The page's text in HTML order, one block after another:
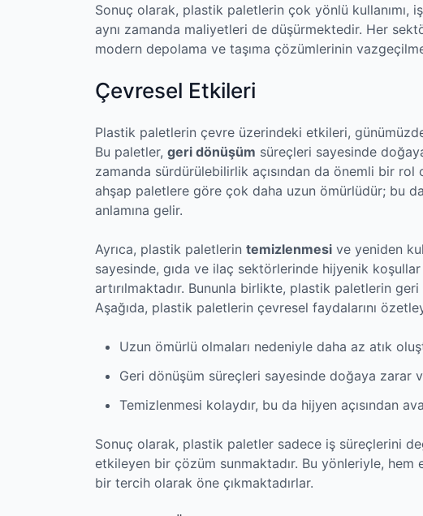
Sonuç olarak, plastik paletlerin çok yönlü kullanımı,
aynı zamanda maliyetleri de düşürmektedir. Her
modern depolama ve taşıma çözümlerinin
Çevresel Etkileri
Plastik paletlerin çevre üzerindeki etkileri,
Bu paletler, geri dönüşüm süreçleri sayesinde
zamanda sürdürülebilirlik açısından da önemli bir
ahşap paletlere göre çok daha uzun ömürlüdür; bu
anlamına gelir.
Ayrıca, plastik paletlerin temizlenmesi ve yeniden
sayesinde, gıda ve ilaç sektörlerinde hijyenik
artırılmaktadır. Bununla birlikte, plastik paletlerin
Aşağıda, plastik paletlerin çevresel faydalarını
Uzun ömürlü olmaları nedeniyle daha az atık
Geri dönüşüm süreçleri sayesinde doğaya zarar
Temizlenmesi kolaydır, bu da hijyen açısından
Sonuç olarak, plastik paletler sadece iş süreçlerini
etkileyen bir çözüm sunmaktadır. Bu yönleriyle, hem
bir tercih olarak öne çıkmaktadırlar.